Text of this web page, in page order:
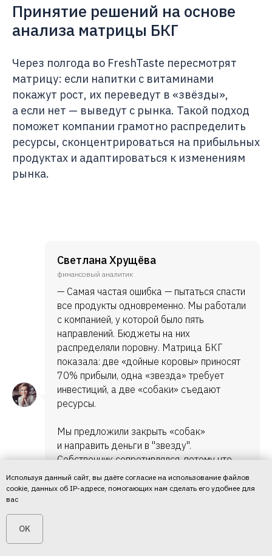
Используя данный сайт, вы даёте согласие на использование файлов
cookie, данных об IP-адресе, помогающих нам сделать его удобнее для
вас
OK
Принятие решений на основе
анализа матрицы БКГ
Через полгода во FreshTaste пересмотрят
матрицу: если напитки с витаминами
покажут рост, их переведут в «звёзды»,
а если нет — выведут с рынка. Такой подход
поможет компании грамотно распределить
ресурсы, сконцентрироваться на прибыльных
продуктах и адаптироваться к изменениям
рынка.
Светлана Хрущёва
финансовый аналитик
— Самая частая ошибка — пытаться спасти
все продукты одновременно. Мы работали
с компанией, у которой было пять
направлений. Бюджеты на них
распределяли поровну. Матрица БКГ
показала: две «дойные коровы» приносят
70% прибыли, одна «звезда» требует
инвестиций, а две «собаки» съедают
ресурсы.
Мы предложили закрыть «собак»
и направить деньги в "звезду".
Собственник сопротивлялся, потому что
это были его первые продукты. Но когда
посчитали упущенную выгоду, согласился.